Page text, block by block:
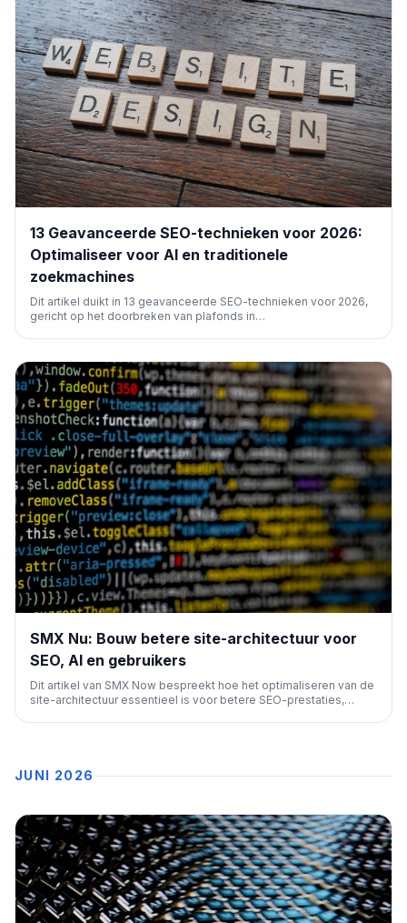
13 Geavanceerde SEO-technieken voor 2026:
Optimaliseer voor AI en traditionele
zoekmachines
Dit artikel duikt in 13 geavanceerde SEO-technieken voor 2026,
gericht op het doorbreken van plafonds in
contentoptimalisatie, linkbuilding en technische SEO.
SMX Nu: Bouw betere site-architectuur voor
SEO, AI en gebruikers
Dit artikel van SMX Now bespreekt hoe het optimaliseren van de
site-architectuur essentieel is voor betere SEO-prestaties,
JUNI 2026